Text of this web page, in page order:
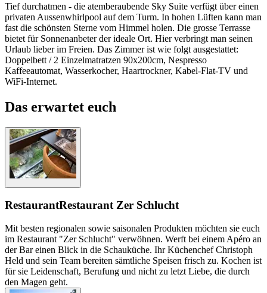
Tief durchatmen - die atemberaubende Sky Suite verfügt über einen
privaten Aussenwhirlpool auf dem Turm. In hohen Lüften kann man
fast die schönsten Sterne vom Himmel holen. Die grosse Terrasse
bietet für Sonnenanbeter der ideale Ort. Hier verbringt man seinen
Urlaub lieber im Freien. Das Zimmer ist wie folgt ausgestattet:
Doppelbett / 2 Einzelmatratzen 90x200cm, Nespresso
Kaffeeautomat, Wasserkocher, Haartrockner, Kabel-Flat-TV und
WiFi-Internet.
Das erwartet euch
RestaurantRestaurant Zer Schlucht
Mit besten regionalen sowie saisonalen Produkten möchten sie euch
im Restaurant "Zer Schlucht" verwöhnen. Werft bei einem Apéro an
der Bar einen Blick in die Schauküche. Ihr Küchenchef Christoph
Held und sein Team bereiten sämtliche Speisen frisch zu. Kochen ist
für sie Leidenschaft, Berufung und nicht zu letzt Liebe, die durch
den Magen geht.